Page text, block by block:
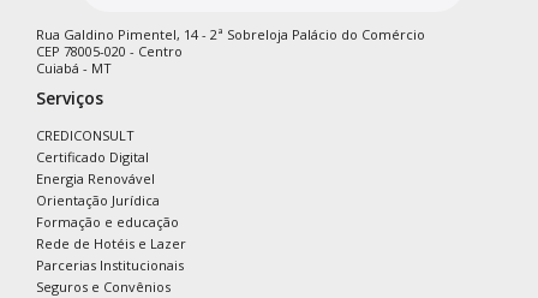
Rua Galdino Pimentel, 14 - 2ª Sobreloja Palácio do Comércio
CEP 78005-020 - Centro
Cuiabá - MT
Serviços
CREDICONSULT
Certificado Digital
Energia Renovável
Orientação Jurídica
Formação e educação
Rede de Hotéis e Lazer
Parcerias Institucionais
Seguros e Convênios